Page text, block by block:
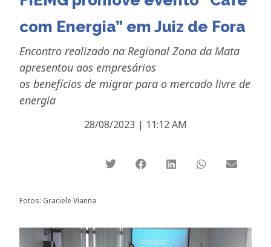
com Energia” em Juiz de Fora
Encontro realizado na Regional Zona da Mata
apresentou aos empresários
os benefícios de migrar para o mercado livre de
energia
28/08/2023 | 11:12 AM
Fotos: Graciele Vianna